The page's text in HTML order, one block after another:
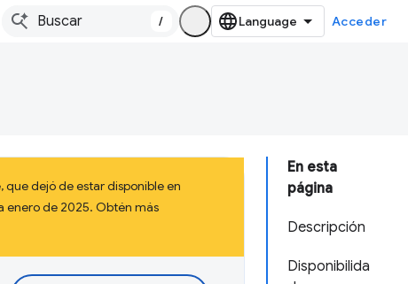
/ Acceder
En esta
página
Descripción
Disponibilida
dejó de estar disponible en
enero de 2025. Obtén más